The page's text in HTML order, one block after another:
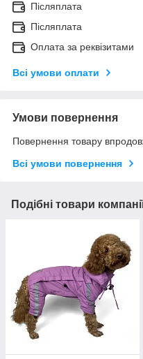
Післяплата
Післяплата
Оплата за реквізитами
Всі умови оплати
Умови повернення
Повернення товару
Всі умови повернення
Подібні товари